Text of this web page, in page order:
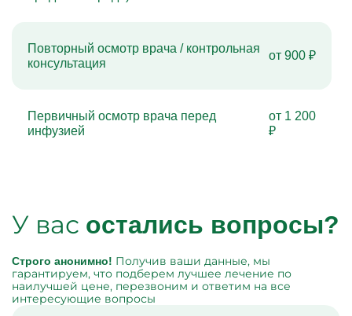
Повторный осмотр врача / контрольная
консультация
от 900 ₽
Первичный осмотр врача перед
инфузией
от 1 200
₽
У вас остались вопросы?
Строго анонимно! Получив ваши данные, мы
гарантируем, что подберем лучшее лечение по
наилучшей цене, перезвоним и ответим на все
интересующие вопросы